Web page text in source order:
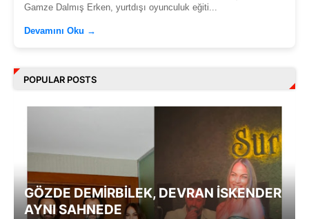
Gamze Dalmış Erken, yurtdışı oyunculuk eğiti...
Devamını Oku →
POPULAR POSTS
GÖZDE DEMİRBİLEK, DEVRAN İSKENDER
AYNI SAHNEDE